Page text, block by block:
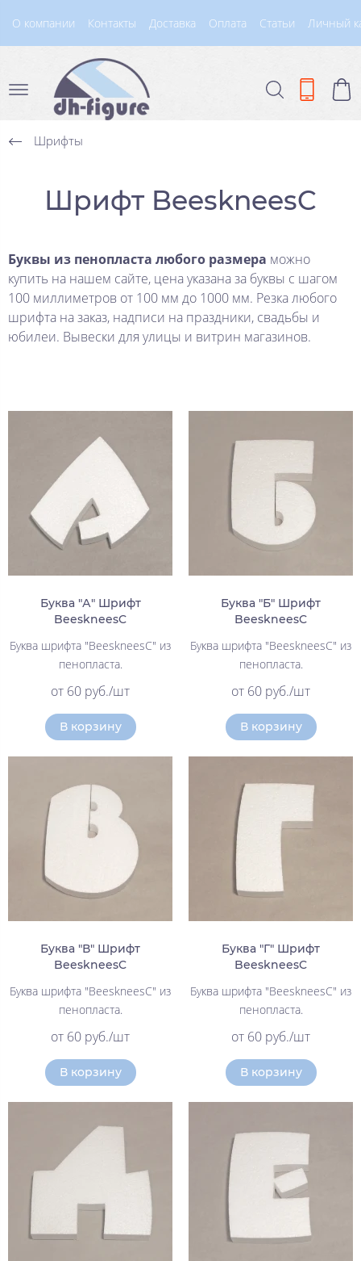
О компании Контакты Доставка Оплата Статьи Личный
Шрифты
Шрифт BeeskneesC
Буквы из пенопласта любого размера можно
купить на нашем сайте, цена указана за буквы с шагом
100 миллиметров от 100 мм до 1000 мм. Резка любого
шрифта на заказ, надписи на праздники, свадьбы и
юбилеи. Вывески для улицы и витрин магазинов.
Буква "А" Шрифт
BeeskneesC
Буква шрифта "BeeskneesC" из
пенопласта.
от 60 руб./шт
В корзину
Буква "Б" Шрифт
BeeskneesC
Буква шрифта "BeeskneesC" из
пенопласта.
от 60 руб./шт
В корзину
Буква "В" Шрифт
BeeskneesC
Буква шрифта "BeeskneesC" из
пенопласта.
от 60 руб./шт
В корзину
Буква "Г" Шрифт
BeeskneesC
Буква шрифта "BeeskneesC" из
пенопласта.
от 60 руб./шт
В корзину